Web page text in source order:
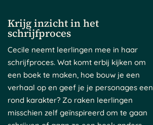
Krijg inzicht in het
schrijfproces
Cecile neemt leerlingen mee in haar
schrijfproces. Wat komt erbij kijken om
een boek te maken, hoe bouw je een
verhaal op en geef je je personages een
rond karakter? Zo raken leerlingen
misschien zelf geïnspireerd om te gaan